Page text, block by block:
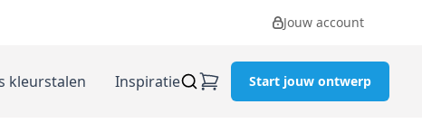
Jouw account
kleurstalen Inspiratie Start jouw ontwerp